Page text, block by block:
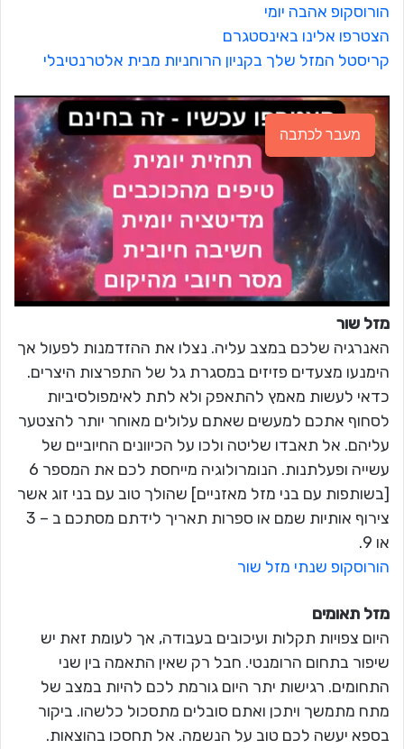
הורוסקופ אהבה יומי
הצטרפו אלינו באינסטגרם
קריסטל המזל שלך בקניון הרוחניות מבית אלטרנטיבלי
מעבר לכתבה
מזל שור
האנרגיה שלכם במצב עליה. נצלו את ההזדמנות לפעול אך
הימנעו מצעדים פזיזים במסגרת גל של התפרצות היצרים.
כדאי לעשות מאמץ להתאפק ולא לתת לאימפולסיביות
לסחוף אתכם למעשים שאתם עלולים מאוחר יותר להצטער
עליהם. אל תאבדו שליטה ולכו על הכיוונים החיוביים של
עשייה ופעלתנות. הנומרולוגיה מייחסת לכם את המספר 6
[בשותפות עם בני מזל מאזניים] שהולך טוב עם בני זוג אשר
צירוף אותיות שמם או ספרות תאריך לידתם מסתכם ב – 3
או 9.
הורוסקופ שנתי מזל שור
מזל תאומים
היום צפויות תקלות ועיכובים בעבודה, אך לעומת זאת יש
שיפור בתחום הרומנטי. חבל רק שאין התאמה בין שני
התחומים. רגישות יתר היום גורמת לכם להיות במצב של
מתח מתמשך ויתכן ואתם סובלים מתסכול כלשהו. ביקור
בספא יעשה לכם טוב על הנשמה. אל תחסכו בהוצאות.